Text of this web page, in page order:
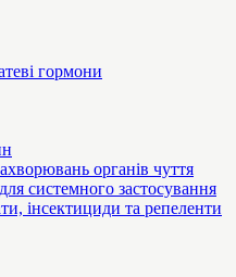
гормони
органів чуття
системного застосування
інсектициди та репеленти